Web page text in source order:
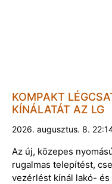
KOMPAKT
KÍNÁLATÁT AZ LG
2026. augusztus. 8.
Az új, közepes
rugalmas telepítést,
vezérlést kínál lakó-